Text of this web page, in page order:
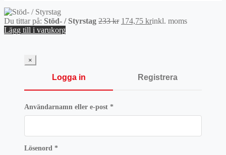
Du tittar på: Stöd- / Styrstag 233kr Det
174,75 krDet
inkl. moms
Lägg till i varukorg
×
Logga in Registrera
Användarnamn eller e-post *Obligatoriskt
Lösenord *Obligatoriskt